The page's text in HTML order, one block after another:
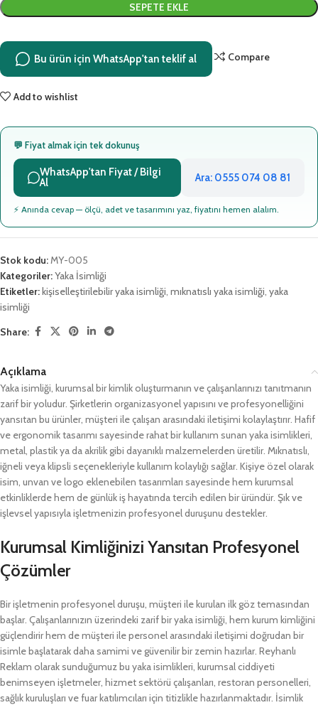
SEPETE EKLE
Bu ürün için WhatsApp'tan teklif al Compare
Add to wishlist
💬 Fiyat almak için tek dokunuş
WhatsApp'tan Fiyat / Bilgi
Al
Ara: 0555 074 08 81
⚡ Anında cevap — ölçü, adet ve tasarımını yaz, fiyatını hemen alalım.
Stok kodu:MY-005
Kategoriler:Yaka İsimliği
Etiketler:kişiselleştirilebilir yaka isimliği, mıknatıslı yaka isimliği, yaka
isimliği
Share:
Açıklama
Yaka isimliği, kurumsal bir kimlik oluşturmanın ve çalışanlarınızı tanıtmanın
zarif bir yoludur. Şirketlerin organizasyonel yapısını ve profesyonelliğini
yansıtan bu ürünler, müşteri ile çalışan arasındaki iletişimi kolaylaştırır. Hafif
ve ergonomik tasarımı sayesinde rahat bir kullanım sunan yaka isimlikleri,
metal, plastik ya da akrilik gibi dayanıklı malzemelerden üretilir. Mıknatıslı,
iğneli veya klipsli seçenekleriyle kullanım kolaylığı sağlar. Kişiye özel olarak
isim, unvan ve logo eklenebilen tasarımları sayesinde hem kurumsal
etkinliklerde hem de günlük iş hayatında tercih edilen bir üründür. Şık ve
işlevsel yapısıyla işletmenizin profesyonel duruşunu destekler.
Kurumsal Kimliğinizi Yansıtan Profesyonel
Çözümler
Bir işletmenin profesyonel duruşu, müşteri ile kurulan ilk göz temasından
başlar. Çalışanlarınızın üzerindeki zarif bir yaka isimliği, hem kurum kimliğini
güçlendirir hem de müşteri ile personel arasındaki iletişimi doğrudan bir
isimle başlatarak daha samimi ve güvenilir bir zemin hazırlar. Reyhanlı
Reklam olarak sunduğumuz bu yaka isimlikleri, kurumsal ciddiyeti
benimseyen işletmeler, hizmet sektörü çalışanları, restoran personelleri,
sağlık kuruluşları ve fuar katılımcıları için titizlikle hazırlanmaktadır. İsimlik